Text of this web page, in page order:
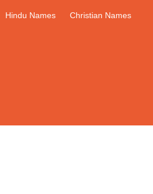
Hindu Names Christian Names